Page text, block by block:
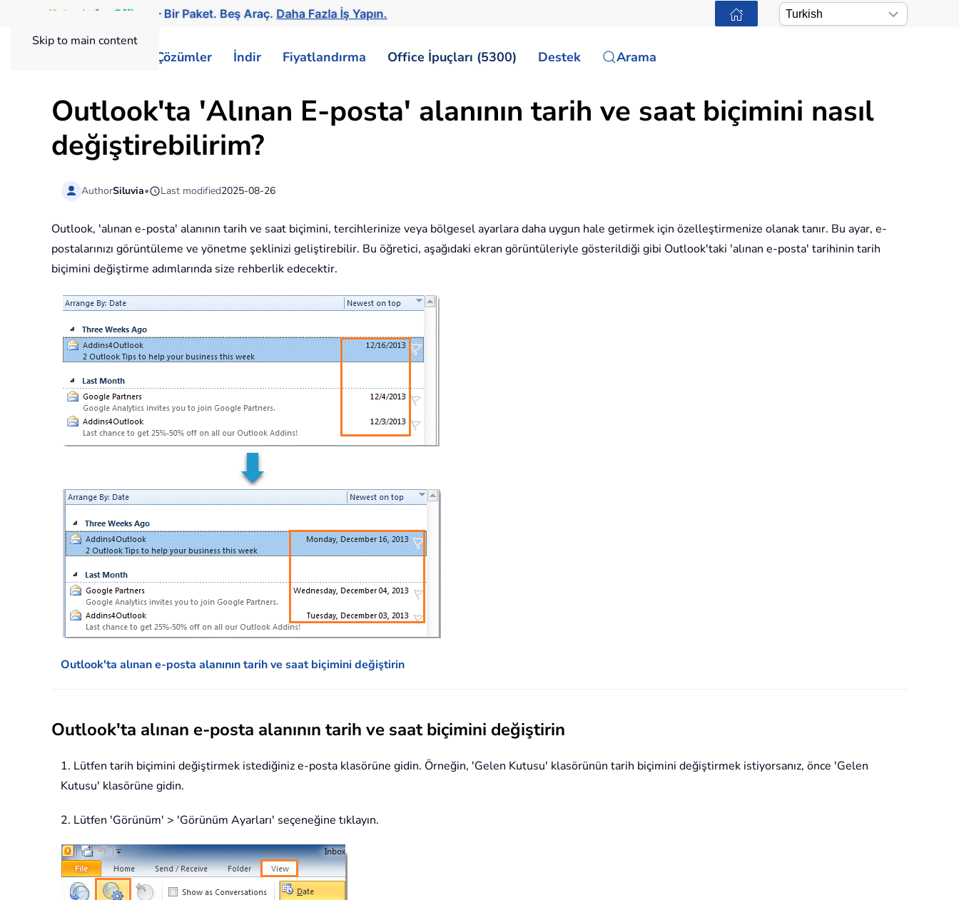
Skip to main content
Kutools for Office — Bir Paket. Beş Araç.Daha Fazla İş Yapın.
Çözümler İndir Fiyatlandırma Office İpuçları (5300) Destek Arama
Outlook'ta 'Alınan E-posta' alanının tarih ve saat biçimini nasıl
değiştirebilirim?
AuthorSiluvia• Last modified2025-08-26
Outlook, 'alınan e-posta' alanının tarih ve saat biçimini, tercihlerinize veya bölgesel ayarlara daha uygun hale getirmek için özelleştirmenize olanak tanır. Bu ayar, e-
postalarınızı görüntüleme ve yönetme şeklinizi geliştirebilir. Bu öğretici, aşağıdaki ekran görüntüleriyle gösterildiği gibi Outlook'taki 'alınan e-posta' tarihinin tarih
biçimini değiştirme adımlarında size rehberlik edecektir.
Outlook'ta alınan e-posta alanının tarih ve saat biçimini değiştirin
Outlook'ta alınan e-posta alanının tarih ve saat biçimini değiştirin
1. Lütfen tarih biçimini değiştirmek istediğiniz e-posta klasörüne gidin. Örneğin, 'Gelen Kutusu' klasörünün tarih biçimini değiştirmek istiyorsanız, önce 'Gelen
Kutusu' klasörüne gidin.
2. Lütfen 'Görünüm' > 'Görünüm Ayarları' seçeneğine tıklayın.